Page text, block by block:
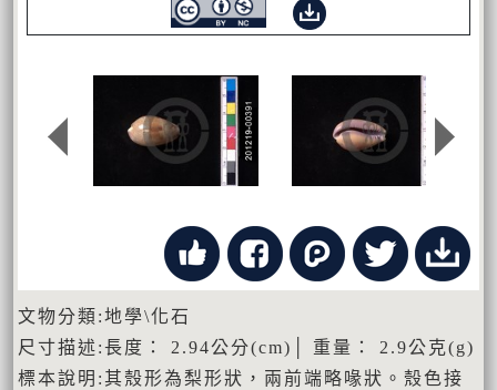
文物分類:地學\化石
尺寸描述:長度： 2.94公分(cm)│ 重量： 2.9公克(g)
標本說明:其殼形為梨形狀，兩前端略喙狀。殼色接